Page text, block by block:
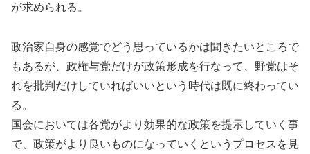
が求められる。
政治家自身の感覚でどう思っているかは聞きたいところで
もあるが、政権与党だけが政策形成を行なって、野党はそ
れを批判だけしていればいいという時代は既に終わってい
る。
国会においては各党がより効果的な政策を提示していく事
で、政策がより良いものになっていくというプロセスを見